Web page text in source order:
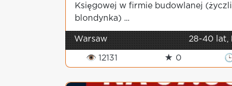
Księgowej w firmie budowlanej
blondynka) ...
Warsaw 28-40 lat,
👁 12131 ★ 0